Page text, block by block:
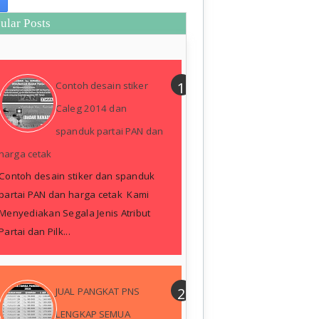
Posts
Contoh desain stiker
Caleg 2014 dan
spanduk partai PAN dan
cetak
desain stiker dan spanduk
PAN dan harga cetak Kami
Segala Jenis Atribut
dan Pilk...
JUAL PANGKAT PNS
LENGKAP SEMUA